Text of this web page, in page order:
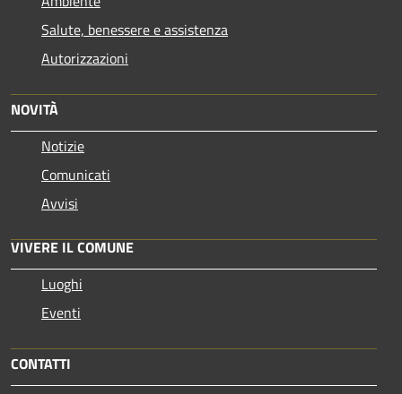
Salute, benessere e assistenza
Autorizzazioni
NOVITÀ
Notizie
Comunicati
Avvisi
VIVERE IL COMUNE
Luoghi
Eventi
CONTATTI